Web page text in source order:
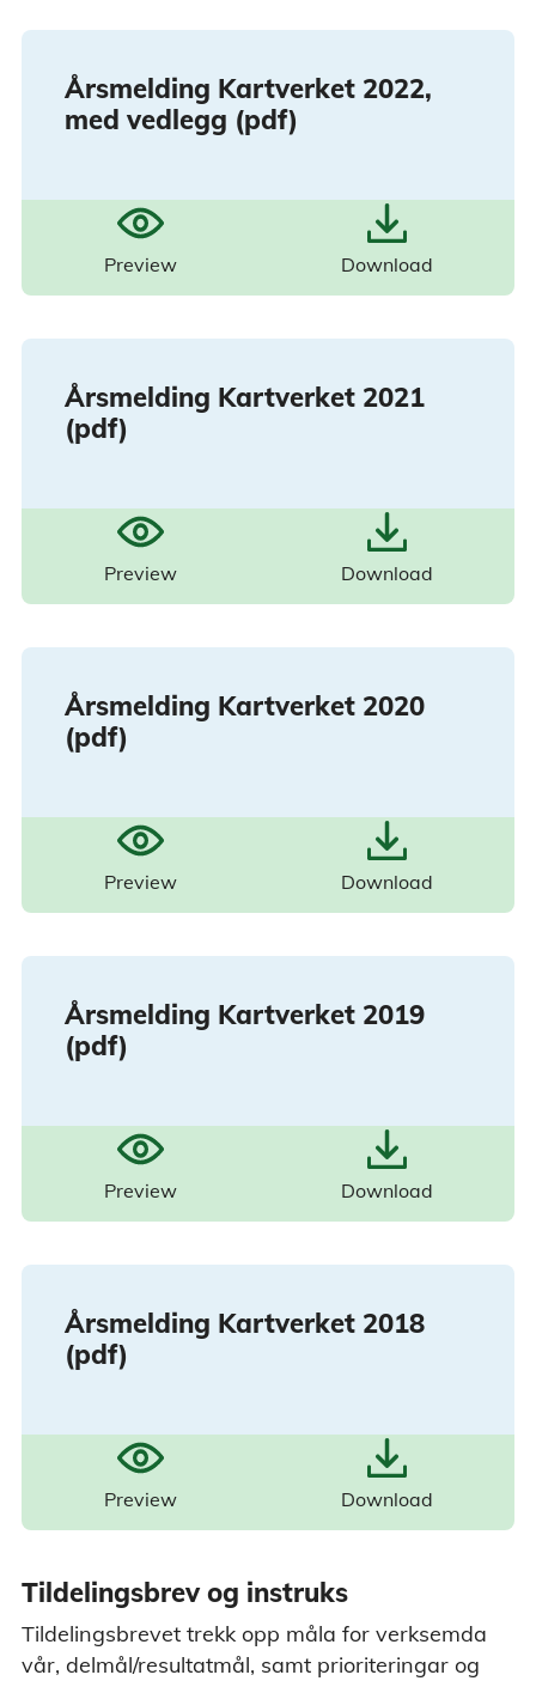
Årsmelding Kartverket 2022,
med vedlegg (pdf)
Preview Download
Årsmelding Kartverket 2021
(pdf)
Preview Download
Årsmelding Kartverket 2020
(pdf)
Preview Download
Årsmelding Kartverket 2019
(pdf)
Preview Download
Årsmelding Kartverket 2018
(pdf)
Preview Download
Tildelingsbrev og instruks
Tildelingsbrevet trekk opp måla for verksemda
vår, delmål/resultatmål, samt prioriteringar og